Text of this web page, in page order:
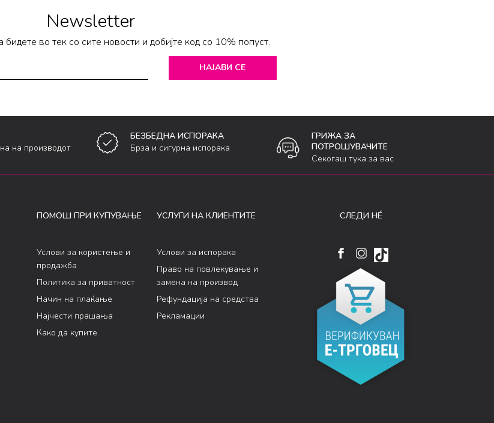
Newsletter
бидете во тек со сите новости и добијте код со 10% попуст.
НАЈАВИ СЕ
на производот
БЕЗБЕДНА ИСПОРАКА
Брза и сигурна испорака
ГРИЖА ЗА
ПОТРОШУВАЧИТЕ
Секогаш тука за вас
ПОМОШ ПРИ КУПУВАЊЕ
Услови за користење и
продажба
Политика за приватност
Начин на плаќање
Најчести прашања
Како да купите
УСЛУГИ НА КЛИЕНТИТЕ
Услови за испорака
Право на повлекување и
замена на производ
Рефундација на средства
Рекламации
СЛЕДИ НÉ